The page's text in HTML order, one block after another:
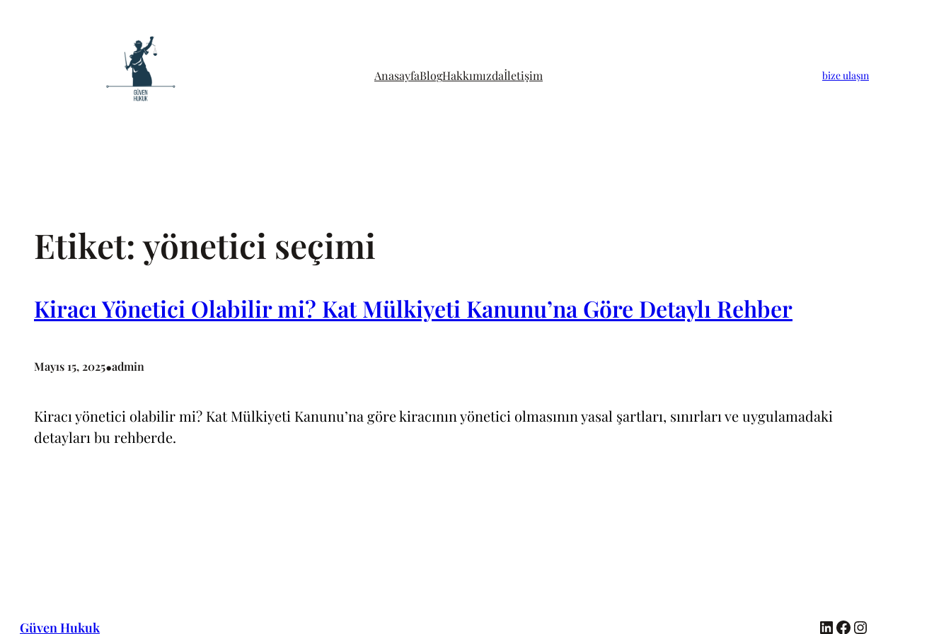
AnasayfaBlogHakkımızdaİletişim bize ulaşın
Etiket:yönetici seçimi
Kiracı Yönetici Olabilir mi? Kat Mülkiyeti Kanunu’na Göre Detaylı Rehber
Mayıs 15, 2025•admin
Kiracı yönetici olabilir mi? Kat Mülkiyeti Kanunu’na göre kiracının yönetici olmasının yasal şartları, sınırları ve uygulamadaki
detayları bu rehberde.
Güven Hukuk LinkedIn Facebook Instagram